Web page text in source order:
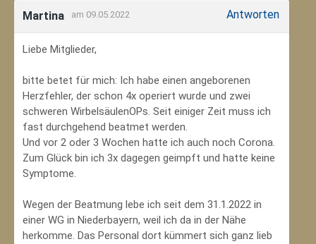
Martina am 09.05.2022 Antworten
Liebe Mitglieder,
bitte betet für mich: Ich habe einen angeborenen
Herzfehler, der schon 4x operiert wurde und zwei
schweren WirbelsäulenOPs. Seit einiger Zeit muss ich
fast durchgehend beatmet werden.
Und vor 2 oder 3 Wochen hatte ich auch noch Corona.
Zum Glück bin ich 3x dagegen geimpft und hatte keine
Symptome.
Wegen der Beatmung lebe ich seit dem 31.1.2022 in
einer WG in Niederbayern, weil ich da in der Nähe
herkomme. Das Personal dort kümmert sich ganz lieb